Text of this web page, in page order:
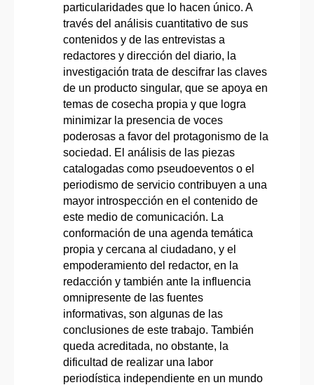
particularidades que lo hacen único. A
través del análisis cuantitativo de sus
contenidos y de las entrevistas a
redactores y dirección del diario, la
investigación trata de descifrar las claves
de un producto singular, que se apoya en
temas de cosecha propia y que logra
minimizar la presencia de voces
poderosas a favor del protagonismo de la
sociedad. El análisis de las piezas
catalogadas como pseudoeventos o el
periodismo de servicio contribuyen a una
mayor introspección en el contenido de
este medio de comunicación. La
conformación de una agenda temática
propia y cercana al ciudadano, y el
empoderamiento del redactor, en la
redacción y también ante la influencia
omnipresente de las fuentes
informativas, son algunas de las
conclusiones de este trabajo. También
queda acreditada, no obstante, la
dificultad de realizar una labor
periodística independiente en un mundo